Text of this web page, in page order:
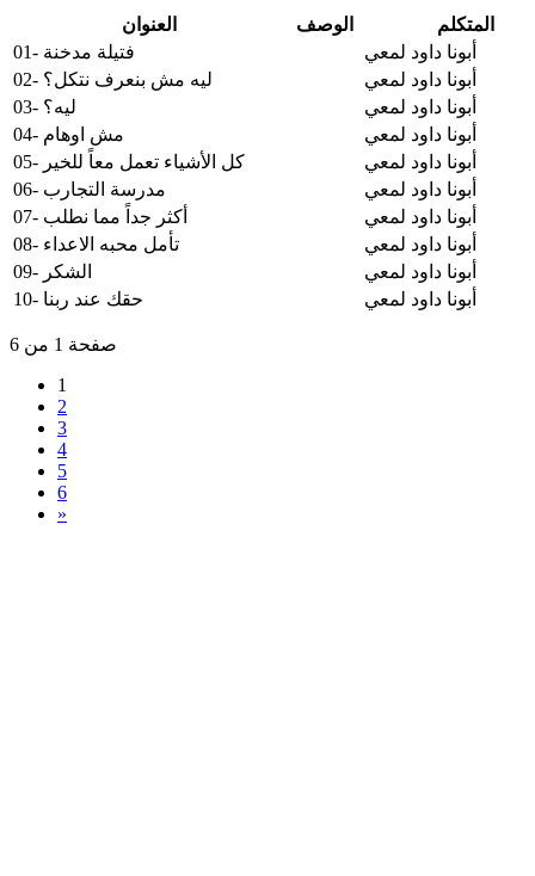
العنوان الوصف
المتكلم
01- فتيلة مدخنة
أبونا داود لمعي
02- ليه مش بنعرف نتكل؟
أبونا داود لمعي
03- ليه؟
أبونا داود لمعي
04- مش اوهام
أبونا داود لمعي
05- كل الأشياء تعمل معاً للخير
أبونا داود لمعي
06- مدرسة التجارب
أبونا داود لمعي
07- أكثر جداً مما نطلب
أبونا داود لمعي
08- تأمل محبه الاعداء
أبونا داود لمعي
09- الشكر
أبونا داود لمعي
10- حقك عند ربنا
أبونا داود لمعي
صفحة 1 من 6
1
2
3
4
5
6
»